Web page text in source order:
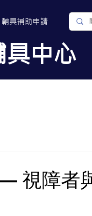
​輔具補助申請
具中心
視障者